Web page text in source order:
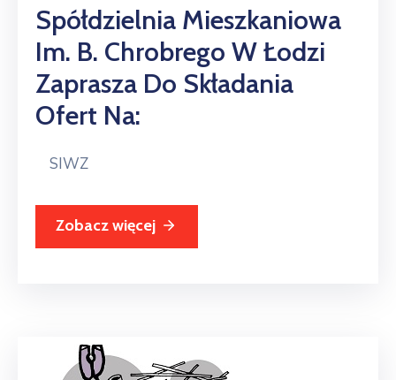
Spółdzielnia Mieszkaniowa
Im. B. Chrobrego W Łodzi
Zaprasza Do Składania
Ofert Na:
SIWZ
Zobacz więcej